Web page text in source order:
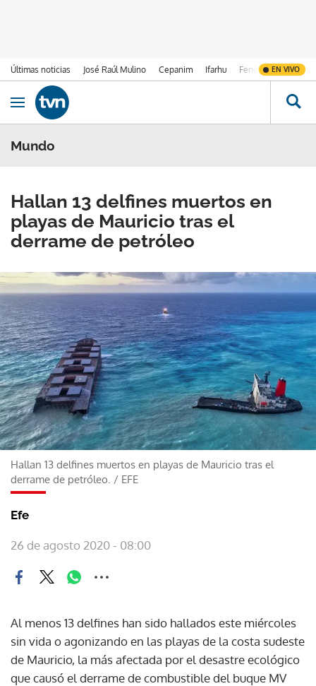
Últimas noticias José Raúl Mulino Cepanim Ifarhu Fenómeno de El
EN VIVO
Ir al contenido
Obrir navegació
Mundo
Hallan 13 delfines muertos en
playas de Mauricio tras el
derrame de petróleo
Hallan 13 delfines muertos en playas de Mauricio tras el
derrame de petróleo. / EFE
Efe
26 de agosto 2020 - 08:00
Al menos 13 delfines han sido hallados este miércoles
sin vida o agonizando en las playas de la costa sudeste
de Mauricio, la más afectada por el desastre ecológico
que causó el derrame de combustible del buque MV